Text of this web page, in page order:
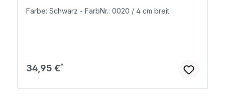
Farbe: Schwarz - FarbNr.: 0020 / 4 cm breit
Regulärer Preis:
34,95 €